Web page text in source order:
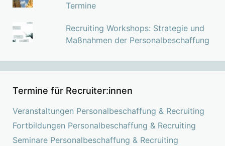
Termine
Recruiting Workshops: Strategie und
Maßnahmen der Personalbeschaffung
Termine für Recruiter:innen
Veranstaltungen Personalbeschaffung & Recruiting
Fortbildungen Personalbeschaffung & Recruiting
Seminare Personalbeschaffung & Recruiting